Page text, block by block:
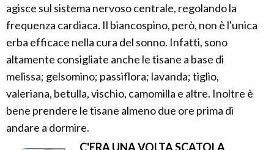
agisce sul sistema nervoso centrale, regolando la
frequenza cardiaca. Il biancospino, però, non è l'unica
erba efficace nella cura del sonno. Infatti, sono
altamente consigliate anche le tisane a base di
melissa; gelsomino; passiflora; lavanda; tiglio,
valeriana, betulla, vischio, camomilla e altre. Inoltre è
bene prendere le tisane almeno due ore prima di
andare a dormire.
C'ERA UNA VOLTA SCATOLA